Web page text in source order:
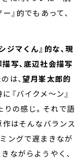
』的でもあって、
ジマくん』的な、現
写、底辺社会描写
は、 望月峯太郎的
『バイクメ～ン』
りの感じ。それで語
作はそんなバランス
ングで遅まきなが
ながらようやく、